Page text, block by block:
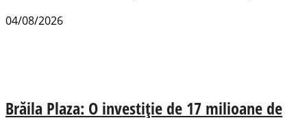
04/08/2026
Brăila Plaza: O investiție de 17 milioane de